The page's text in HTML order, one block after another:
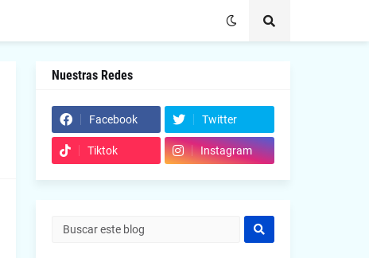
Nuestras Redes
Facebook Twitter
Tiktok Instagram